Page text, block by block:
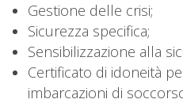
Gestione delle crisi;
Sicurezza specifica;
Sensibilizzazione alla
Certificato di idoneità
imbarcazioni di